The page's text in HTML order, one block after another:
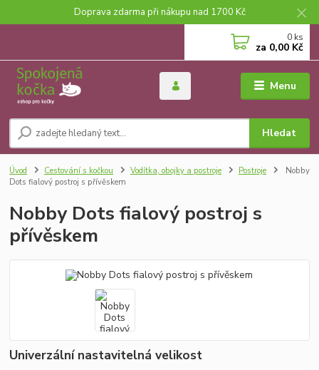
Doprava zdarma při nákupu nad 1700 Kč
Menu
Hledat
0 ks
za 0,00 Kč
Úvod Cestování s kočkou Vodítka, obojky a postroje Postroje
Nobby
Dots fialový postroj s přívěskem
Nobby Dots fialový postroj s
přívěskem
Univerzální nastavitelná velikost